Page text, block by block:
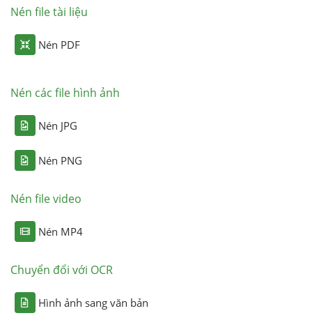
Nén file tài liệu
Nén PDF
Nén các file hình ảnh
Nén JPG
Nén PNG
Nén file video
Nén MP4
Chuyển đổi với OCR
Hình ảnh sang văn bản